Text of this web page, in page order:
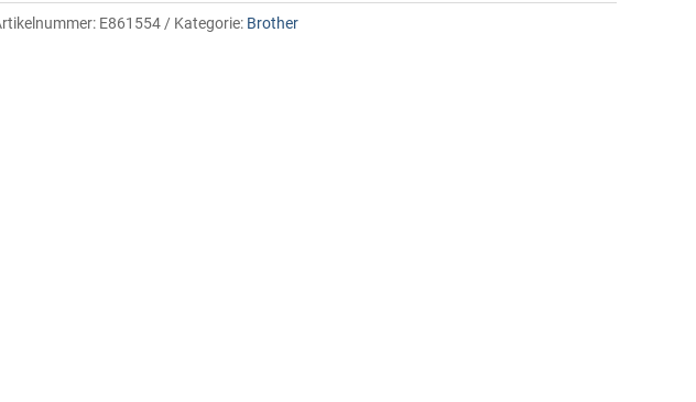
E861554 Kategorie: Brother